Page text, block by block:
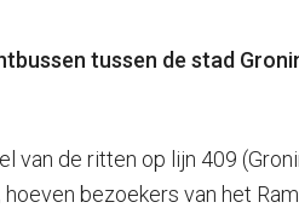
tussen de stad
de ritten op lijn 409
bezoekers van het